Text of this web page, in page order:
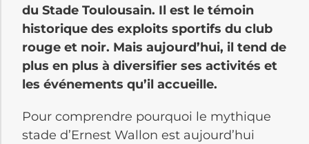
du Stade Toulousain. Il est le témoin
historique des exploits sportifs du club
rouge et noir. Mais aujourd’hui, il tend de
plus en plus à diversifier ses activités et
les événements qu’il accueille.
Pour comprendre pourquoi le mythique
stade d’Ernest Wallon est aujourd’hui